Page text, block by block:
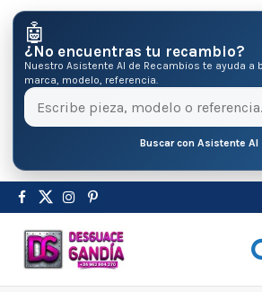
🤖
¿No encuentras tu recambio?
Nuestro Asistente AI de Recambios te ayuda a
marca, modelo, referencia.
Buscar con Asistente AI